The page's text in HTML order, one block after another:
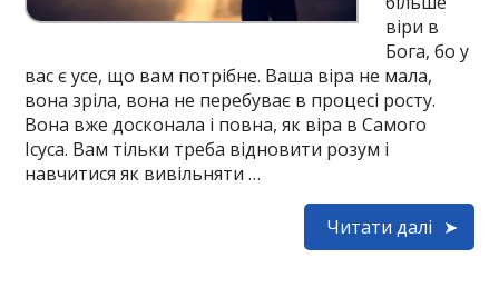
віри в
Бога, бо у
вас є усе, що вам потрібне. Ваша віра не мала,
вона зріла, вона не перебуває в процесі росту.
Вона вже досконала і повна, як віра в Самого
Ісуса. Вам тільки треба відновити розум і
навчитися як вивільняти …
Читати далі